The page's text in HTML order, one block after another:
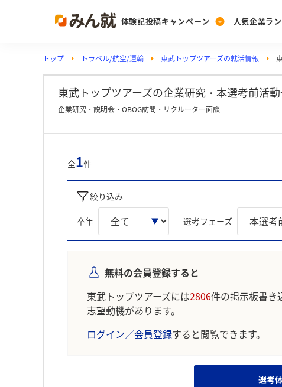
体験記投稿キャンペーン
Post
投稿する
人気企業ラ
Ranking
ランキングを見る
Vote
PickUp
注目の企業特集
トップ トラベル/航空/運輸 東武トップツアーズの就活情報
東武トップツアーズの企業研究・本選考前活動
企業研究・説明会・OBOG訪問・リクルーター面談
全1件
絞り込み
卒年 選考フェーズ
無料の会員登録すると
東武トップツアーズには2806件の掲示板書き
志望動機があります。
ログイン／会員登録すると閲覧できます。
選考